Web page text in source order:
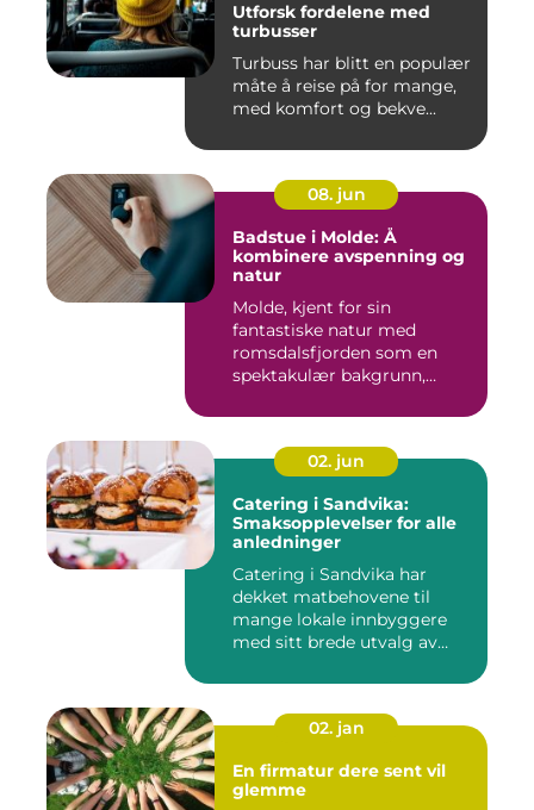
Utforsk fordelene med
turbusser
Turbuss har blitt en populær
måte å reise på for mange,
med komfort og bekve...
08. jun
Badstue i Molde: Å
kombinere avspenning og
natur
Molde, kjent for sin
fantastiske natur med
romsdalsfjorden som en
spektakulær bakgrunn,
02. jun
Catering i Sandvika:
Smaksopplevelser for alle
anledninger
Catering i Sandvika har
dekket matbehovene til
mange lokale innbyggere
med sitt brede utvalg av
02. jan
En firmatur dere sent vil
glemme